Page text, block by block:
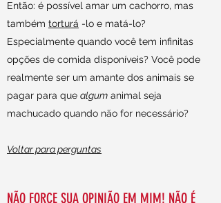
Então: é possível amar um cachorro, mas
também torturá -lo e matá-lo?
Especialmente quando você tem infinitas
opções de comida disponíveis? Você pode
realmente ser um amante dos animais se
pagar para que algum animal seja
machucado quando não for necessário?
Voltar para perguntas
NÃO FORCE SUA OPINIÃO EM MIM! NÃO É